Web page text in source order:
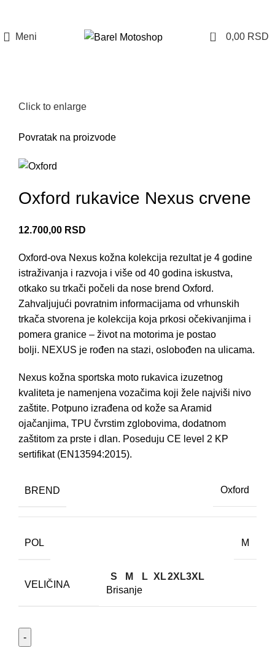
Meni 0 0,00 RSD
Click to enlarge
Povratak na proizvode
Oxford rukavice Nexus crvene
12.700,00 RSD
Oxford-ova Nexus kožna kolekcija rezultat je 4 godine
istraživanja i razvoja i više od 40 godina iskustva,
otkako su trkači počeli da nose brend Oxford.
Zahvaljujući povratnim informacijama od vrhunskih
trkača stvorena je kolekcija koja prkosi očekivanjima i
pomera granice – život na motorima je postao
bolji. NEXUS je rođen na stazi, oslobođen na ulicama.
Nexus kožna sportska moto rukavica izuzetnog
kvaliteta je namenjena vozačima koji žele najviši nivo
zaštite. Potpuno izrađena od kože sa Aramid
ojačanjima, TPU čvrstim zglobovima, dodatnom
zaštitom za prste i dlan. Poseduju CE level 2 KP
sertifikat (EN13594:2015).
BREND Oxford
POL M
VELIČINA
S M L XL2XL3XL
Brisanje